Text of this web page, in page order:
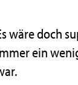
wäre doch
ein